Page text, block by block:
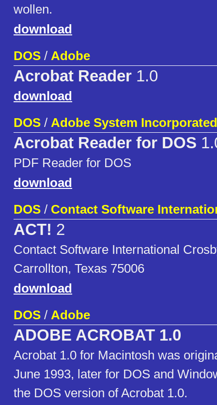
wollen.
download
DOS / Adobe
Acrobat Reader 1.0
download
DOS / Adobe System Incorporated
Acrobat Reader for DOS
PDF Reader for DOS
download
DOS / Contact Software
ACT! 2
Contact Software International
Carrollton, Texas 75006
download
DOS / Adobe
ADOBE ACROBAT 1.0
Acrobat 1.0 for Macintosh was
June 1993, later for DOS and
the DOS version of Acrobat 1.0.